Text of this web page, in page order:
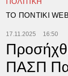
TΟ ΠΟΝΤΙΚΙ
17.11.2025 16:50
ΠΑΣΠ